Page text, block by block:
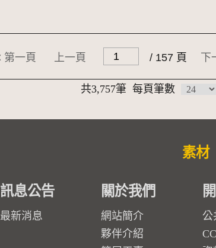
第一頁 上一頁 / 157 頁
共3,757筆 每頁筆數
素材
訊息公告
最新消息
關於我們
網站簡介
夥伴介紹
公